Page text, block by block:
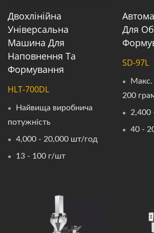
Двохлінійна
Універсальна
Машина Для
Наповнення Та
Формування
HLT-700DL
Найвища виробнича
потужність
4,000 - 20,000 шт/год
13 - 100 г/шт
Для
SD-97L
Макс.
200
2,400
40 -